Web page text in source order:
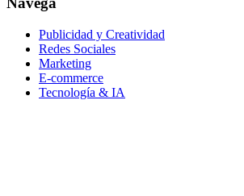
Publicidad y Creatividad
Redes Sociales
Marketing
E-commerce
Tecnología & IA